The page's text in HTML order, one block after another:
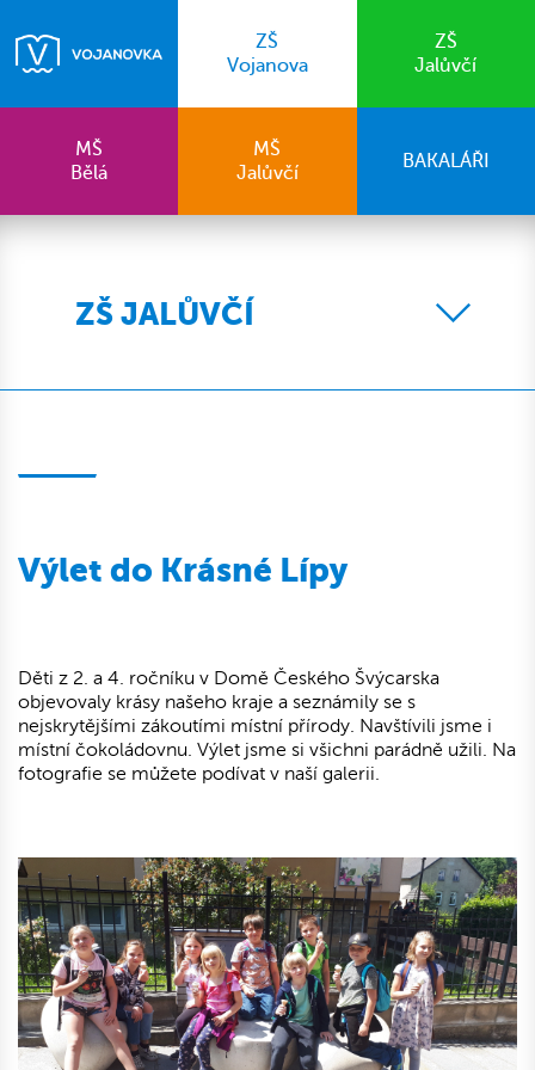
ZŠ
Vojanova
ZŠ
Jalůvčí
MŠ
Bělá
MŠ
Jalůvčí
BAKALÁŘI
ZŠ JALŮVČÍ
Výlet do Krásné Lípy
Děti z 2. a 4. ročníku v Domě Českého Švýcarska
objevovaly krásy našeho kraje a seznámily se s
nejskrytějšími zákoutími místní přírody. Navštívili jsme i
místní čokoládovnu. Výlet jsme si všichni parádně užili. Na
fotografie se můžete podívat v naší galerii.